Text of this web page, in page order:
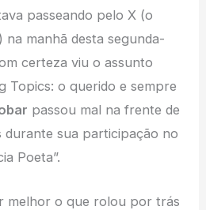
passeando pelo X (o
manhã desta segunda-
certeza viu o assunto
Topics: o querido e sempre
passou mal na frente de
durante sua participação no
Poeta”.
melhor o que rolou por trás